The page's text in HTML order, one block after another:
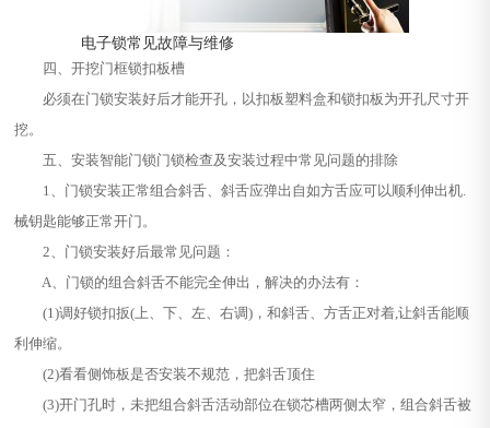
电子锁常见故障与维修
四、开挖门框锁扣板槽
必须在门锁安装好后才能开孔，以扣板塑料盒和锁扣板为开孔尺寸开
挖。
五、安装智能门锁门锁检查及安装过程中常见问题的排除
1、门锁安装正常组合斜舌、斜舌应弹出自如方舌应可以顺利伸出机.
械钥匙能够正常开门。
2、门锁安装好后最常见问题：
A、门锁的组合斜舌不能完全伸出，解决的办法有：
(1)调好锁扣扳(上、下、左、右调)，和斜舌、方舌正对着,让斜舌能顺
利伸缩。
(2)看看侧饰板是否安装不规范，把斜舌顶住
(3)开门孔时，未把组合斜舌活动部位在锁芯槽两侧太窄，组合斜舌被